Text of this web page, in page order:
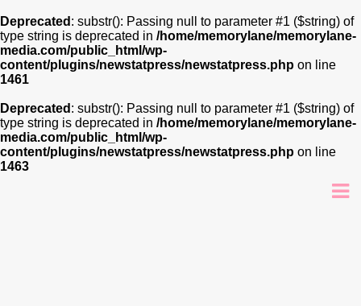
Deprecated : substr(): Passing null to parameter #1 ($string) of
type string is deprecated in /home/memorylane/memorylane-
media.com/public_html/wp-
content/plugins/newstatpress/newstatpress.php on line
1461
Deprecated : substr(): Passing null to parameter #1 ($string) of
type string is deprecated in /home/memorylane/memorylane-
media.com/public_html/wp-
content/plugins/newstatpress/newstatpress.php on line
1463